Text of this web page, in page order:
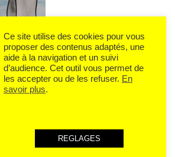
Ce site utilise des cookies pour vous
proposer des contenus adaptés, une
aide à la navigation et un suivi
d’audience. Cet outil vous permet de
les accepter ou de les refuser. En
savoir plus.
REGLAGES